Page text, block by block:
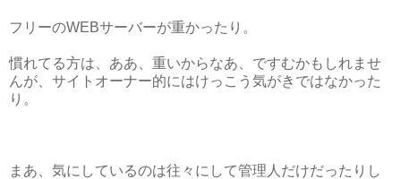
フリーのWEBサーバーが重かったり。
慣れてる方は、ああ、重いからなあ、ですむかもしれませ
んが、サイトオーナー的にはけっこう気がきではなかった
り。
まあ、気にしているのは往々にして管理人だけだったりし